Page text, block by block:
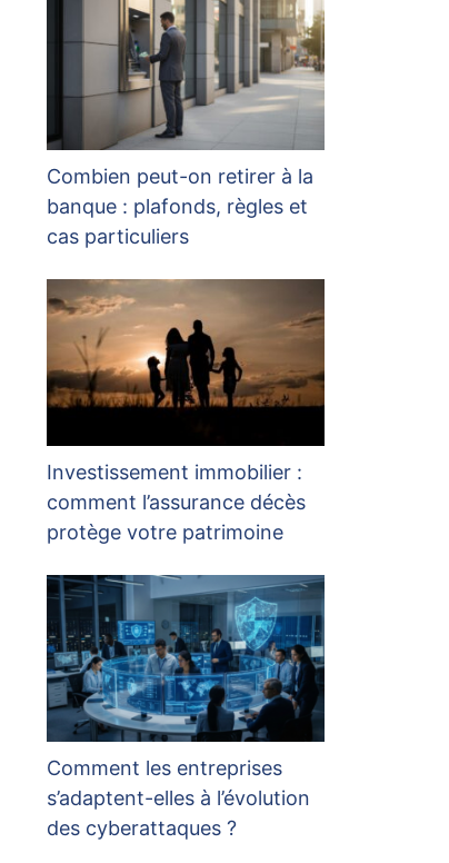
Combien peut-on retirer à la
banque : plafonds, règles et
cas particuliers
Investissement immobilier :
comment l’assurance décès
protège votre patrimoine
Comment les entreprises
s’adaptent-elles à l’évolution
des cyberattaques ?